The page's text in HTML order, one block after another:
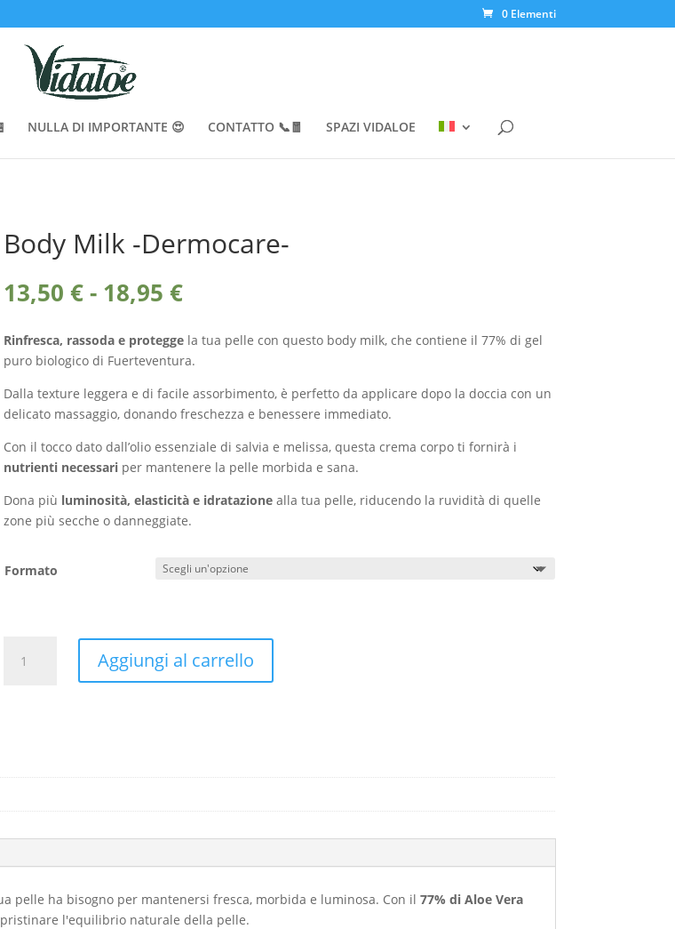
0 Elementi
NULLA DI IMPORTANTE 😍 CONTATTO 📞🧧 SPAZI VIDALOE
Body Milk -Dermocare-
13,50€- 18,95€Fascia
prezzo:
da
13,50 €
a
18,95 €
Rinfresca, rassoda e protegge la tua pelle con questo body milk, che contiene il 77% di gel
puro biologico di Fuerteventura.
Dalla texture leggera e di facile assorbimento, è perfetto da applicare dopo la doccia con un
delicato massaggio, donando freschezza e benessere immediato.
Con il tocco dato dall’olio essenziale di salvia e melissa, questa crema corpo ti fornirà i
nutrienti necessari per mantenere la pelle morbida e sana.
Dona più luminosità, elasticità e idratazione alla tua pelle, riducendo la ruvidità di quelle
zone più secche o danneggiate.
Formato
Milk
Aggiungi al carrello
pelle ha bisogno per mantenersi fresca, morbida e luminosa. Con il77% di Aloe Vera
l'equilibrio naturale della pelle.